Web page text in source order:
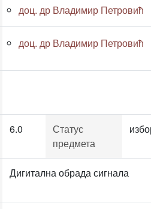
доц. др Владимир Петровић
доц. др Владимир Петровић
6.0
Статус
предмета
Дигитална обрада сигнала